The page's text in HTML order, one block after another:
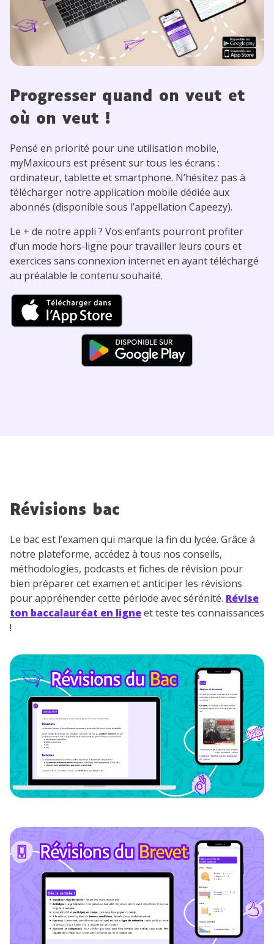
Progresser quand on veut et
où on veut !
Pensé en priorité pour une utilisation mobile,
myMaxicours est présent sur tous les écrans :
ordinateur, tablette et smartphone. N’hésitez pas à
télécharger notre application mobile dédiée aux
abonnés (disponible sous l’appellation Capeezy).
Le + de notre appli ? Vos enfants pourront profiter
d’un mode hors-ligne pour travailler leurs cours et
exercices sans connexion internet en ayant téléchargé
au préalable le contenu souhaité.
Révisions bac
Le bac est l’examen qui marque la fin du lycée. Grâce à
notre plateforme, accédez à tous nos conseils,
méthodologies, podcasts et fiches de révision pour
bien préparer cet examen et anticiper les révisions
pour appréhender cette période avec sérénité. Révise
ton baccalauréat en ligneet teste tes connaissances
!